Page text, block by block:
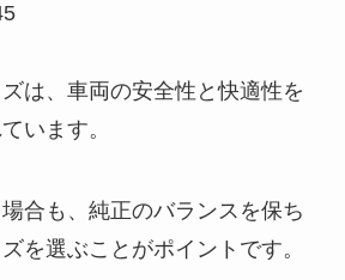
は、車両の安全性と快適性を
います。
合も、純正のバランスを保ち
を選ぶことがポイントです。